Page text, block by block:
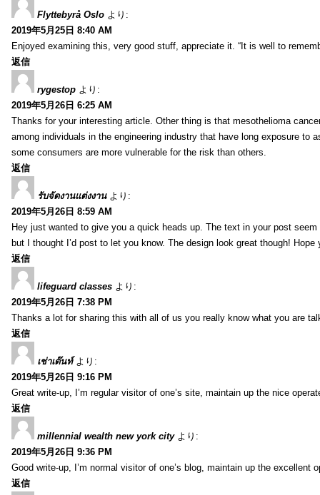
Flyttebyrå Oslo より:
2019年5月25日 8:40 AM
Enjoyed examining this, very good stuff, appreciate it. “It is well to
返信
rygestop より:
2019年5月26日 6:25 AM
Thanks for your interesting article. Other thing is that mesothelioma
among individuals in the engineering industry that have long exposure
some consumers are more vulnerable for the risk than others.
返信
รับจัดงานแต่งงาน より:
2019年5月26日 8:59 AM
Hey just wanted to give you a quick heads up. The text in your post
but I thought I’d post to let you know. The design look great though!
返信
lifeguard classes より:
2019年5月26日 7:38 PM
Thanks a lot for sharing this with all of us you really know what you are
返信
เช่าเต๊นท์ より:
2019年5月26日 9:16 PM
Great write-up, I’m regular visitor of one’s site, maintain up the nice
返信
millennial wealth new york city より:
2019年5月26日 9:36 PM
Good write-up, I’m normal visitor of one’s blog, maintain up the excellent
返信